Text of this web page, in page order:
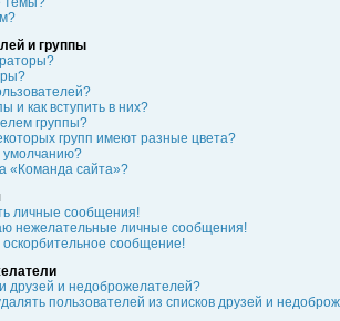
и группы
и как вступить в них?
группы?
групп имеют разные цвета?
умолчанию?
«Команда сайта»?
личные сообщения!
нежелательные личные сообщения!
сообщение!
друзей и недоброжелателей?
пользователей из списков друзей и